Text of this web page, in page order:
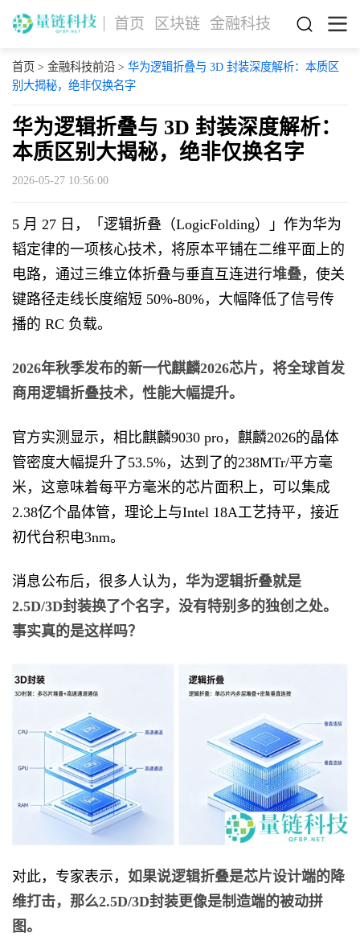
首页 区块链 金融科技
首页 > 金融科技前沿> 华为逻辑折叠与 3D 封装深度解析：本质区
别大揭秘，绝非仅换名字
华为逻辑折叠与 3D 封装深度解析：
本质区别大揭秘，绝非仅换名字
2026-05-27 10:56:00
5 月 27 日，「逻辑折叠（LogicFolding）」作为华为
韬定律的一项核心技术，将原本平铺在二维平面上的
电路，通过三维立体折叠与垂直互连进行堆叠，使关
键路径走线长度缩短 50%-80%，大幅降低了信号传
播的 RC 负载。
2026年秋季发布的新一代麒麟2026芯片，将全球首发
商用逻辑折叠技术，性能大幅提升。
官方实测显示，相比麒麟9030 pro，麒麟2026的晶体
管密度大幅提升了53.5%，达到了的238MTr/平方毫
米，这意味着每平方毫米的芯片面积上，可以集成
2.38亿个晶体管，理论上与Intel 18A工艺持平，接近
初代台积电3nm。
消息公布后，很多人认为， 华为逻辑折叠就是
2.5D/3D封装换了个名字，没有特别多的独创之处。
事实真的是这样吗？
对此，专家表示， 如果说逻辑折叠是芯片设计端的降
维打击，那么2.5D/3D封装更像是制造端的被动拼
图。